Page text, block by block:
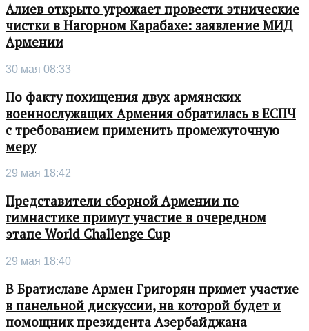
Алиев открыто угрожает провести этнические
чистки в Нагорном Карабахе: заявление МИД
Армении
30 мая 08:33
По факту похищения двух армянских
военнослужащих Армения обратилась в ЕСПЧ
с требованием применить промежуточную
меру
29 мая 18:42
Представители сборной Армении по
гимнастике примут участие в очередном
этапе World Challenge Cup
29 мая 18:40
В Братиславе Армен Григорян примет участие
в панельной дискуссии, на которой будет и
помощник президента Азербайджана